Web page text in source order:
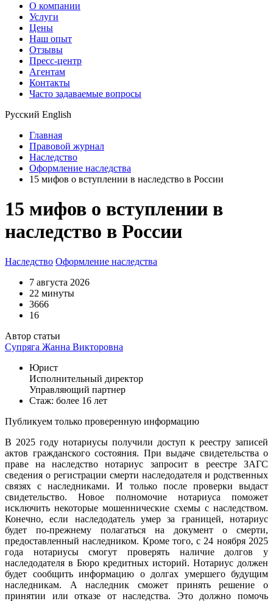
О компании
Услуги
Цены
Наш опыт
Отзывы
Пресс-центр
Агентам
Контакты
Часто задаваемые вопросы
Русский English
Главная
Правовой журнал
Наследство
Оформление наследства
15 мифов о вступлении в наследство в России
15 мифов о вступлении в
наследство в России
Наследство Оформление наследства
7 августа 2026
22 минуты
3666
16
Автор статьи
Супряга Жанна Викторовна
Юрист
Исполнительный директор
Управляющий партнер
Стаж: более 16 лет
Публикуем только проверенную информацию
В 2025 году нотариусы получили доступ к реестру записей
актов гражданского состояния. При выдаче свидетельства о
праве на наследство нотариус запросит в реестре ЗАГС
сведения о регистрации смерти наследодателя и родственных
связях с наследниками. И только после проверки выдаст
свидетельство. Новое полномочие нотариуса поможет
исключить некоторые мошеннические схемы с наследством.
Конечно, если наследодатель умер за границей, нотариус
будет по-прежнему полагаться на документ о смерти,
предоставленный наследником. Кроме того, с 24 ноября 2025
года нотариусы смогут проверять наличие долгов у
наследодателя в Бюро кредитных историй. Нотариус должен
будет сообщить информацию о долгах умершего будущим
наследникам. А наследник сможет принять решение о
принятии или отказе от наследства. Это должно помочь